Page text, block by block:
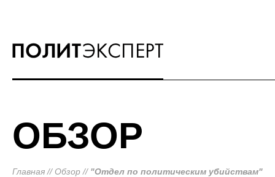
ОБЗОР
Главная // Обзор // "Отдел по политическим убийствам"